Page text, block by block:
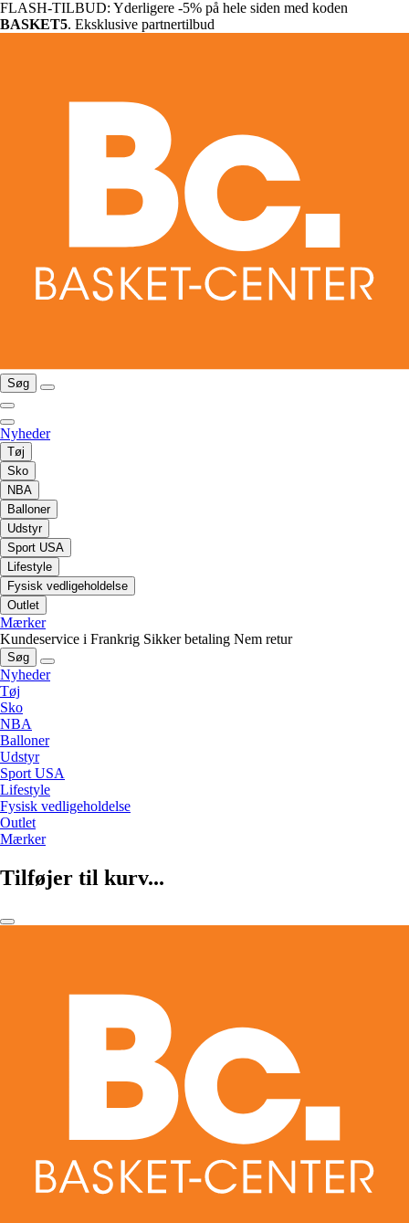
FLASH-TILBUD: Yderligere -5% på hele siden med koden
BASKET5. Eksklusive partnertilbud
Søg
Nyheder
Tøj
Sko
NBA
Balloner
Udstyr
Sport USA
Lifestyle
Fysisk vedligeholdelse
Outlet
Mærker
Kundeservice i Frankrig Sikker betaling Nem retur
Søg
Nyheder
Tøj
Sko
NBA
Balloner
Udstyr
Sport USA
Lifestyle
Fysisk vedligeholdelse
Outlet
Mærker
Tilføjer til kurv...